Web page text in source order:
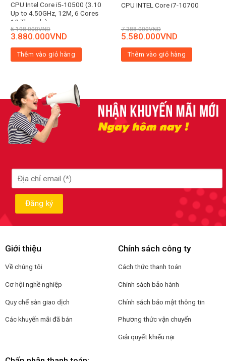
CPU Intel Core i5-10500 (3.10
Up to 4.50GHz, 12M, 6 Cores
12 Threads)
5.198.000VND
3.880.000VND
Thêm vào giỏ hàng
CPU INTEL Core i7-10700
7.388.000VND
5.580.000VND
Thêm vào giỏ hàng
Giới thiệu
Về chúng tôi
Cơ hội nghề nghiệp
Quy chế sàn giao dịch
Các khuyến mãi đã bán
Chính sách công ty
Cách thức thanh toán
Chính sách bảo hành
Chính sách bảo mật thông tin
Phương thức vận chuyển
Giải quyết khiếu nại